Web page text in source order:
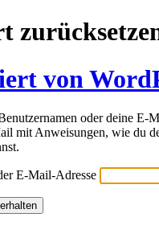
von
oder deine E-
mit Anweisungen, wie du
E-Mail-Adresse